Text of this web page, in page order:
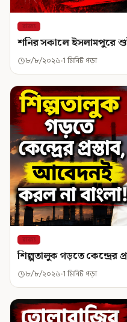
রাজ্য
শনির সকালে ইসলামপুরে
৮/৮/২০২৬ 1 মিনিট পড়া
রাজ্য
শিল্পতালুক গড়তে কেন্দ্রের
৮/৮/২০২৬ 1 মিনিট পড়া